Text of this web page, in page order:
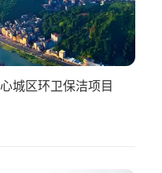
城区环卫保洁项目